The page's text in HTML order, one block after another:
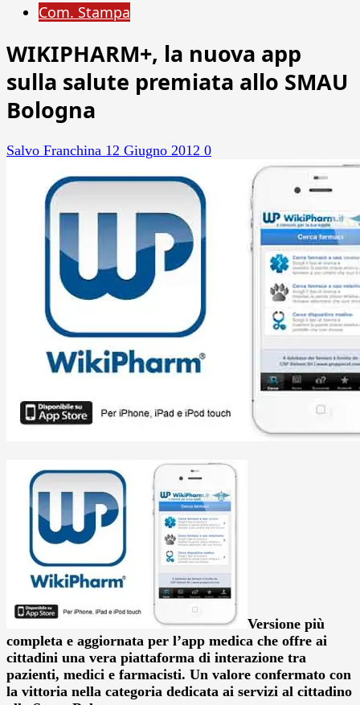
Com. Stampa
WIKIPHARM+, la nuova app
sulla salute premiata allo SMAU
Bologna
Salvo Franchina 12 Giugno 2012 0
Versione più
completa e aggiornata per l’app medica che offre ai
cittadini una vera piattaforma di interazione tra
pazienti, medici e farmacisti. Un valore confermato con
la vittoria nella categoria dedicata ai servizi al cittadino